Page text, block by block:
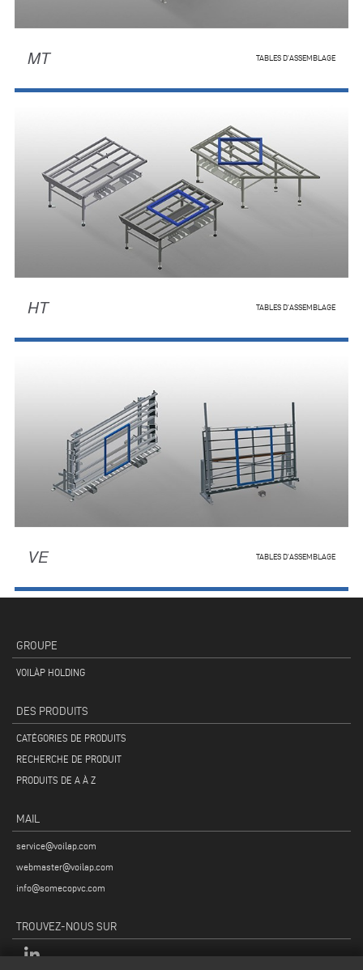
MT TABLES D'ASSEMBLAGE
HT TABLES D'ASSEMBLAGE
VE TABLES D'ASSEMBLAGE
GROUPE
VOILÀP HOLDING
DES PRODUITS
CATÉGORIES DE PRODUITS
RECHERCHE DE PRODUIT
PRODUITS DE A À Z
MAIL
service@voilap.com
webmaster@voilap.com
info@somecopvc.com
TROUVEZ-NOUS SUR